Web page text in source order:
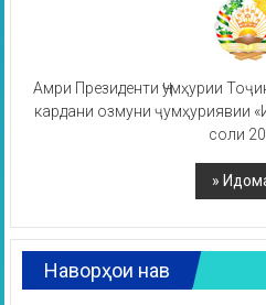
Амри Президенти Ҷумҳурии
кардани озмуни ҷумҳуриявии
соли
Наворҳои нав